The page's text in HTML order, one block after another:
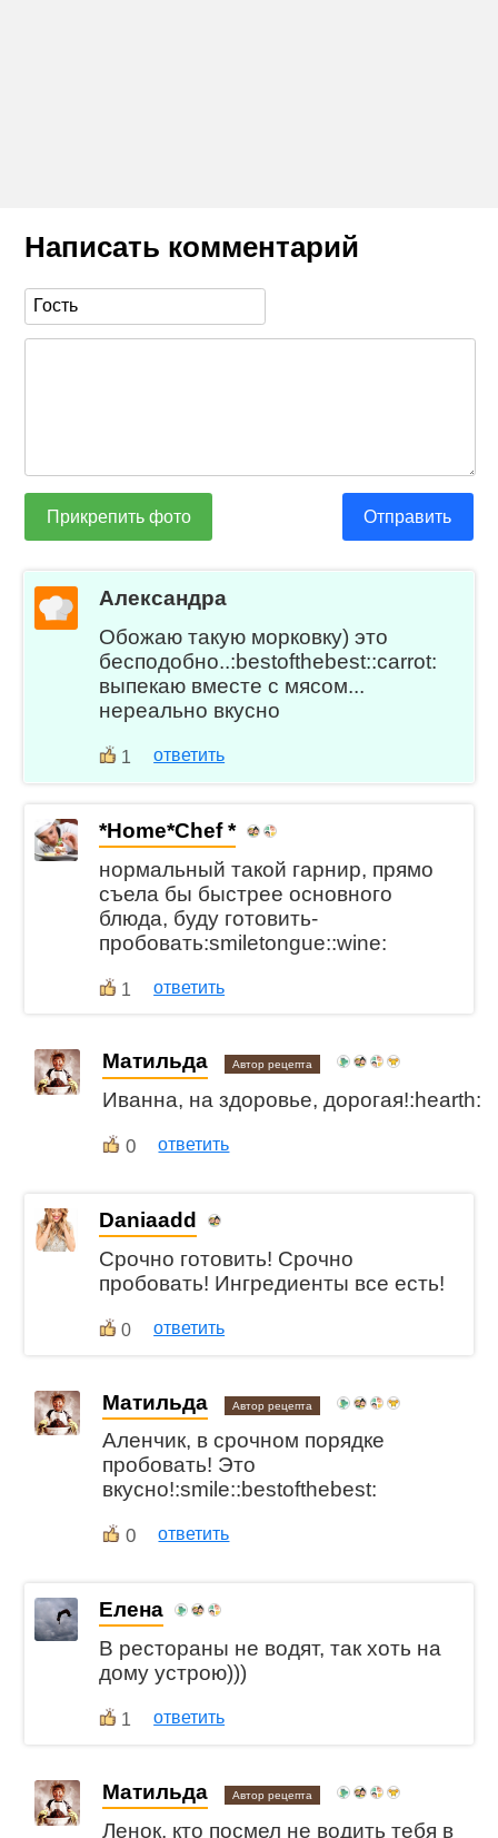
Написать комментарий
Прикрепить фото Отправить
Александра
Обожаю такую морковку) это
бесподобно..:bestofthebest::carrot:
выпекаю вместе с мясом...
нереально вкусно
1 ответить
*Home*Chef *
нормальный такой гарнир, прямо
съела бы быстрее основного
блюда, буду готовить-
пробовать:smiletongue::wine:
1 ответить
Матильда Автор рецепта
Иванна, на здоровье, дорогая!:hearth:
0 ответить
Daniaadd
Срочно готовить! Срочно
пробовать! Ингредиенты все есть!
0 ответить
Матильда Автор рецепта
Аленчик, в срочном порядке
пробовать! Это
вкусно!:smile::bestofthebest:
0 ответить
Елена
В рестораны не водят, так хоть на
дому устрою)))
1 ответить
Матильда Автор рецепта
Ленок, кто посмел не водить тебя в